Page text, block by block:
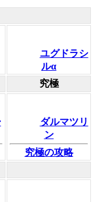
ユグドラシ
ルα
究極
ダルマツリ
ン
究極の攻略